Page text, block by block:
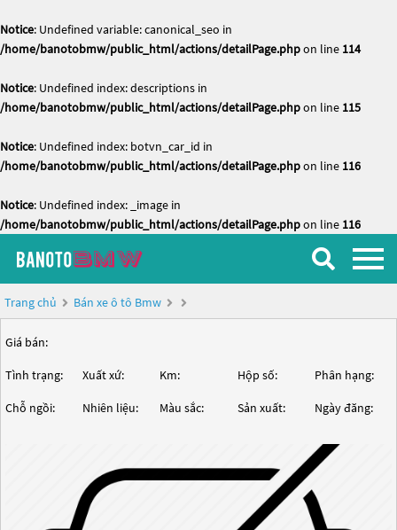
Notice: Undefined variable: canonical_seo in
/home/banotobmw/public_html/actions/detailPage.phpon line 114
Notice: Undefined index: descriptions in
/home/banotobmw/public_html/actions/detailPage.phpon line 115
Notice: Undefined index: botvn_car_id in
/home/banotobmw/public_html/actions/detailPage.phpon line 116
Notice: Undefined index: _image in
/home/banotobmw/public_html/actions/detailPage.phpon line 116
Trang chủ Bán xe ô tô Bmw
Giá bán:
Tình trạng: Xuất xứ: Km: Hộp số: Phân hạng:
Chỗ ngồi: Nhiên liệu: Màu sắc: Sản xuất: Ngày đăng: